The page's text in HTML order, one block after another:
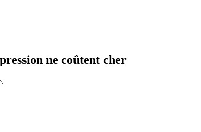
ne coûtent cher